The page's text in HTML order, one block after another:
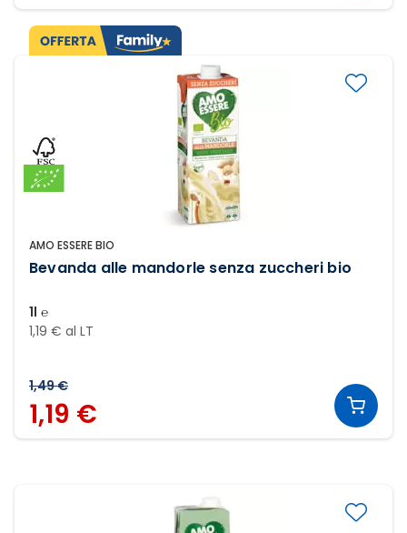
AMO ESSERE BIO
Bevanda alle mandorle senza zuccheri bio
1l ℮
1,19 € al LT
1,49 €
1,19 €